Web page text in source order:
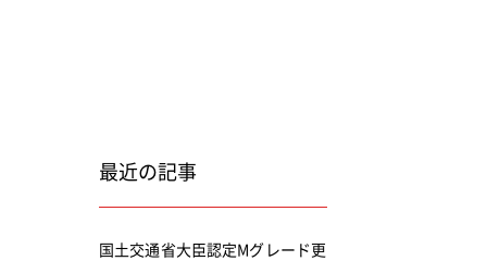
最近の記事
国土交通省大臣認定Mグレード更